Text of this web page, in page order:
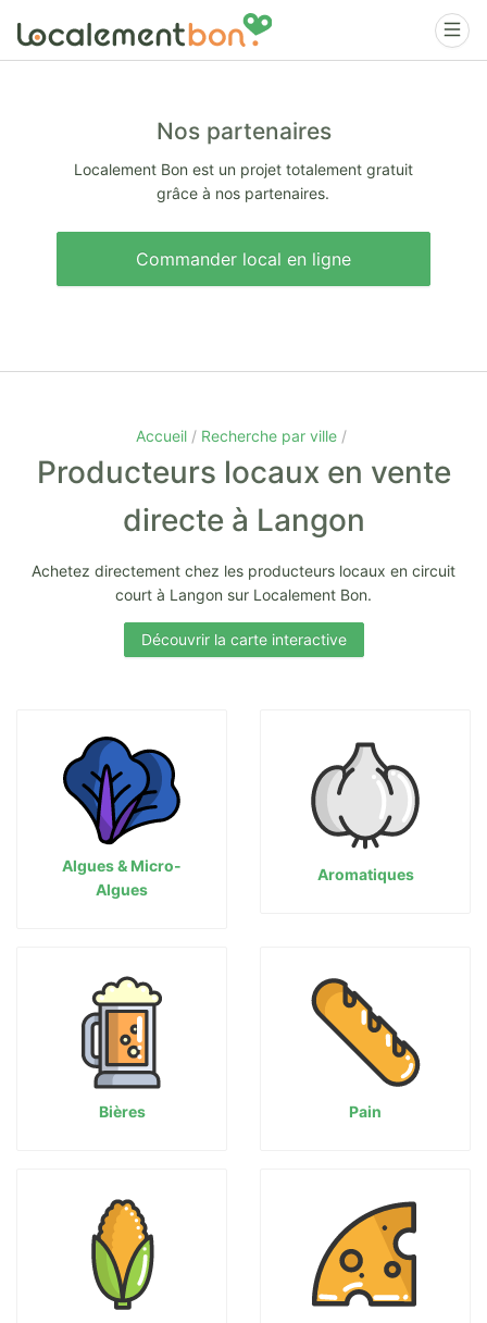
Nos partenaires
Localement Bon est un projet totalement gratuit
grâce à nos partenaires.
Commander local en ligne
Accueil Recherche par ville
Producteurs locaux en vente
directe à Langon
Achetez directement chez les producteurs locaux en circuit
court à Langon sur Localement Bon.
Découvrir la carte interactive
Algues & Micro-
Algues
Aromatiques
Bières Pain